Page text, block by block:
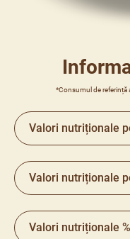
*Consumul de
Valori nutriționale
Valori nutriționale
Valori nutriționale